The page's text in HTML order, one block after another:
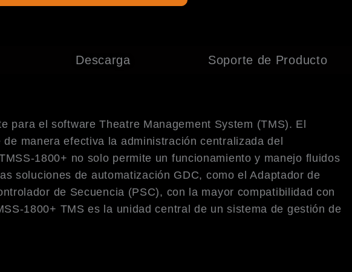
Descarga Soporte de Producto
para el software Theatre Management System (TMS). El
manera efectiva la administración centralizada del
1800+ no solo permite un funcionamiento y manejo fluidos
soluciones de automatización GDC, como el Adaptador de
de Secuencia (PSC), con la mayor compatibilidad con
1800+ TMS es la unidad central de un sistema de gestión de